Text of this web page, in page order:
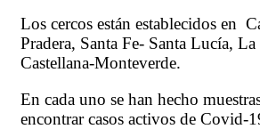
Los cercos están establecidos en
Pradera, Santa Fe- Santa Lucía,
Castellana-Monteverde.
En cada uno se han hecho
encontrar casos activos de Covid-